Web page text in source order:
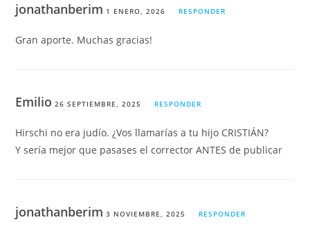
jonathanberim 1 ENERO, 2026 RESPONDER
Gran aporte. Muchas gracias!
Emilio 26 SEPTIEMBRE, 2025 RESPONDER
Hirschi no era judío. ¿Vos llamarías a tu hijo CRISTIÁN?
Y sería mejor que pasases el corrector ANTES de publicar
jonathanberim 3 NOVIEMBRE, 2025 RESPONDER